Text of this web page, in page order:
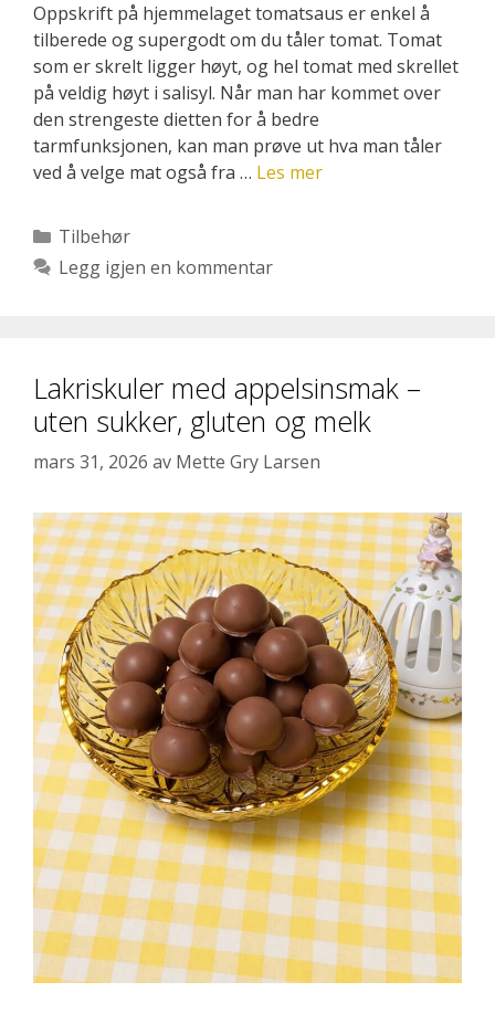
Oppskrift på hjemmelaget tomatsaus er enkel å
tilberede og supergodt om du tåler tomat. Tomat
som er skrelt ligger høyt, og hel tomat med skrellet
på veldig høyt i salisyl. Når man har kommet over
den strengeste dietten for å bedre
tarmfunksjonen, kan man prøve ut hva man tåler
ved å velge mat også fra … Les mer
Kategorier
Tilbehør
Legg igjen en kommentar
Lakriskuler med appelsinsmak –
uten sukker, gluten og melk
mars 31, 2026 av Mette Gry Larsen